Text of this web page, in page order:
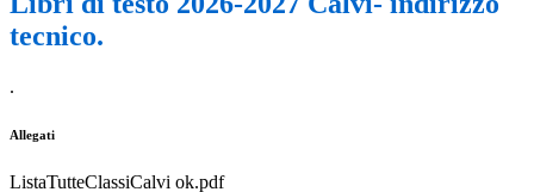
tecnico.
.
Allegati
ListaTutteClassiCalvi ok.pdf